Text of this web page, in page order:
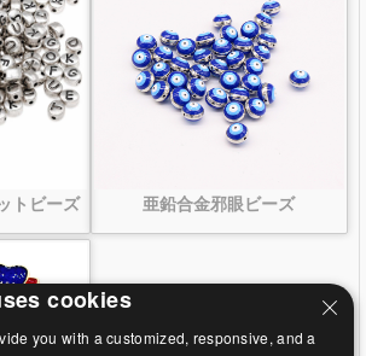
トビーズ 亜鉛合金邪眼ビーズ
cookies
you with a customized, responsive, and a